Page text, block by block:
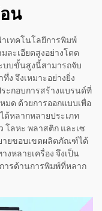
น
ำเทคโนโลยีการพิมพ์
ละเอียดสูงอย่างโดด
บบขั้นสูงนี้สามารถจับ
ง จึงเหมาะอย่างยิ่ง
ะกอบการสร้างแบรนด์ที่
ด ด้วยการออกแบบเพื่อ
ด้หลากหลายประเภท
โลหะ พลาสติก และเซ
ายขอบเขตผลิตภัณฑ์ได้
งหลายเครื่อง จึงเป็น
รด้านการพิมพ์ที่หลาก